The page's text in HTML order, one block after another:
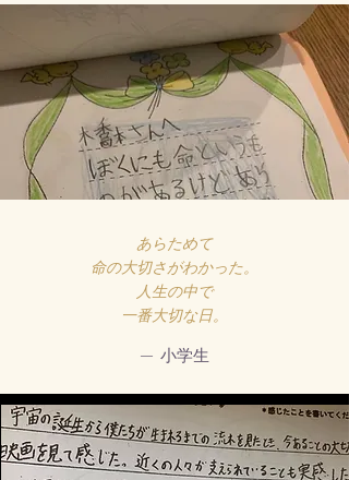
あらためて
命の大切さがわかった。
人生の中で
一番大切な日​。
— 小学生